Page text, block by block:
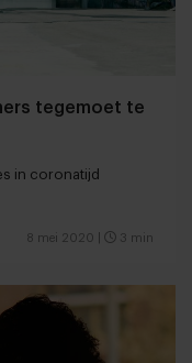
tegemoet te
in coronatijd
8 mei 2020 3 min